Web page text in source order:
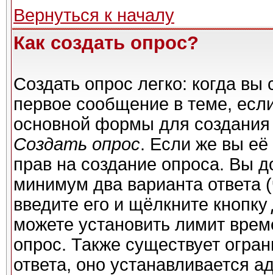
Вернуться к началу
Как создать опрос?
Создать опрос легко: когда вы
первое сообщение в теме,
основной формы для
Создать опрос. Если же вы её
прав на создание опроса. Вы
минимум два варианта ответа
введите его и щёлкните кнопку
можете установить лимит
опрос. Также существует
ответа, оно устанавливается